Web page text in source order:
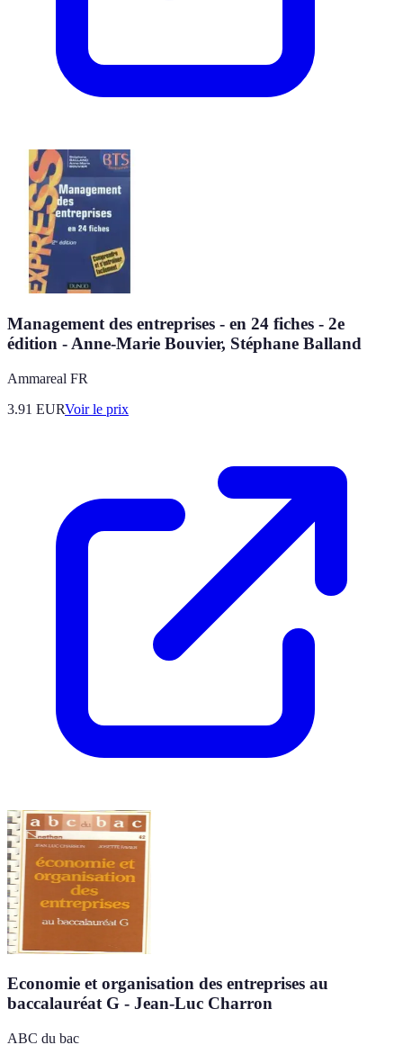
Management des entreprises - en 24 fiches - 2e
édition - Anne-Marie Bouvier, Stéphane Balland
Ammareal FR
3.91 EURVoir le prix
Economie et organisation des entreprises au
baccalauréat G - Jean-Luc Charron
ABC du bac